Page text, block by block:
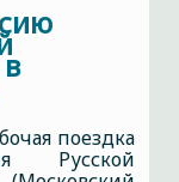
поездка
Русской